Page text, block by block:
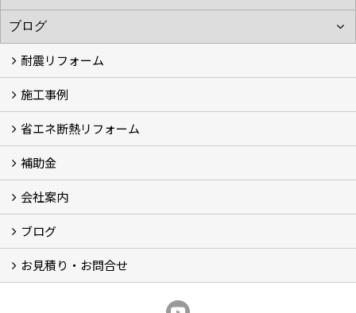
耐震リフォーム
空設計の耐震診断
耐震診断と耐震補強 動画
耐震診断レポート
減災セミナー・耐震基準と熊本地震 動画
耐震診断と耐震補強 解説
耐震診断Q&A
施工事例
施工事例
浴室の劣化改修と耐震補強 動画
浴室の劣化改修と耐震補強①
浴室の劣化改修と耐震補強②
省エネ断熱リフォーム
省エネ診断
省エネリフォーム
補助金
住宅性能表示制度
住宅断熱改修促進事業補助金2026
給湯省エネ2026
先進的窓リノベ2026
長期優良住宅化リフォーム推進事業
市川市耐震補助金
船橋市耐震補助金
浦安市耐震補助金
松戸市耐震補助金
四街道市耐震補助金
佐倉市耐震補助金
成田市耐震補助金
会社案内
経営理念／ご挨拶
会社概要
メディア掲載
リフォーム産業新聞掲載
表彰
スタッフ紹介
アクセス
不動産探し
プライバシーポリシー
ブログ
いちかわ新聞連載コラム
人生の歩き方
空設計通信
まもりとそなえ
豆知識
お見積り・お問合せ
耐震省エネ補助金無料相談会